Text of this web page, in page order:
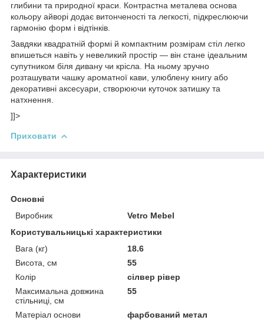
глибини та природної краси. Контрастна металева основа
кольору айворі додає витонченості та легкості, підкреслюючи
гармонію форм і відтінків.
Завдяки квадратній формі й компактним розмірам стіл легко
впишеться навіть у невеликий простір — він стане ідеальним
супутником біля дивану чи крісла. На ньому зручно
розташувати чашку ароматної кави, улюблену книгу або
декоративні аксесуари, створюючи куточок затишку та
натхнення.
]]>
Приховати
Характеристики
Основні
Виробник
Vetro Mebel
Користувальницькі характеристики
Вага (кг)
18.6
Висота, см
55
Колір
сілвер рівер
Максимальна довжина
стільниці, см
55
Матеріал основи
фарбований метал